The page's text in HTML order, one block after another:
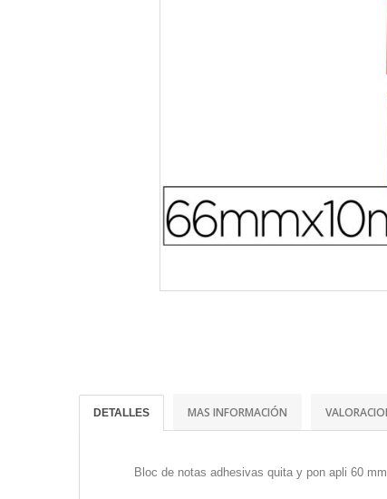
DETALLES MAS INFORMACIÓN
Bloc de notas adhesivas quita y pon apli 60